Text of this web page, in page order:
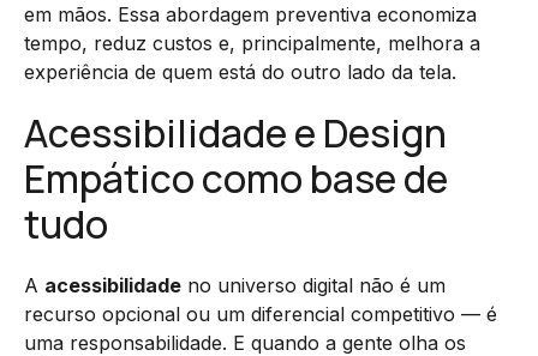
em mãos. Essa abordagem preventiva economiza
tempo, reduz custos e, principalmente, melhora a
experiência de quem está do outro lado da tela.
Acessibilidade e Design
Empático como base de
tudo
A acessibilidade no universo digital não é um
recurso opcional ou um diferencial competitivo — é
uma responsabilidade. E quando a gente olha os